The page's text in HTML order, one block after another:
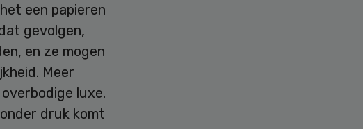
een papieren
gevolgen,
en ze mogen
Meer
luxe.
druk komt